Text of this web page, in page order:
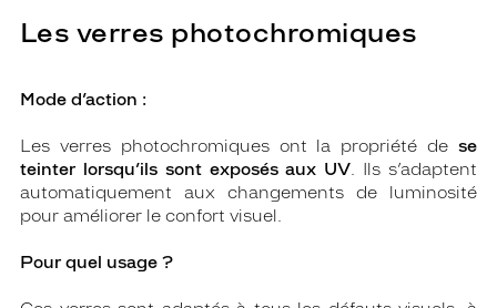
Les verres photochromiques
Mode d’action :
Les verres photochromiques ont la propriété de se
teinter lorsqu’ils sont exposés aux UV. Ils s’adaptent
automatiquement aux changements de luminosité
pour améliorer le confort visuel.
Pour quel usage ?